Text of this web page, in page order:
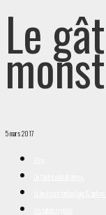
Le
5 mars 2017